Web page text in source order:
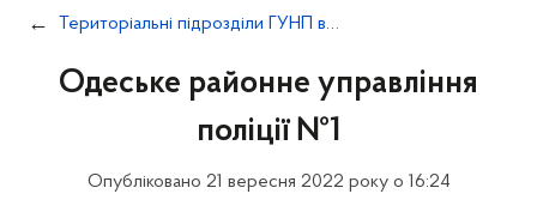
Територіальні підрозділи ГУНП в Одеській області
Одеське районне управління
поліції №1
Опубліковано 21 вересня 2022 року о 16:24